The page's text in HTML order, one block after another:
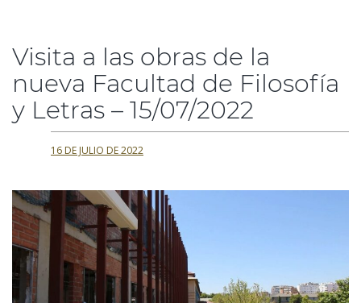
Visita a las obras de la
nueva Facultad de Filosofía
y Letras – 15/07/2022
16 DE JULIO DE 2022